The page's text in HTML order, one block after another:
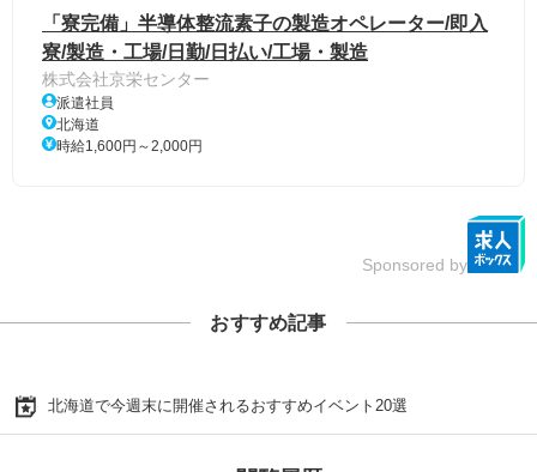
「寮完備」半導体整流素子の製造オペレーター/即入
寮/製造・工場/日勤/日払い/工場・製造
株式会社京栄センター
派遣社員
北海道
時給1,600円～2,000円
Sponsored by
おすすめ記事
北海道で今週末に開催されるおすすめイベント20選